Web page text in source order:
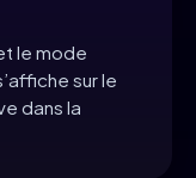
le mode
sur le
dans la